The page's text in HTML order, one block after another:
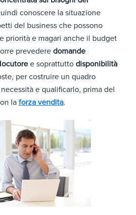
conoscere la situazione
del business che possono
priorità e magari anche il budget
prevedere domande
e soprattutto disponibilità
per costruire un quadro
e qualificarlo, prima del
la forza vendita.